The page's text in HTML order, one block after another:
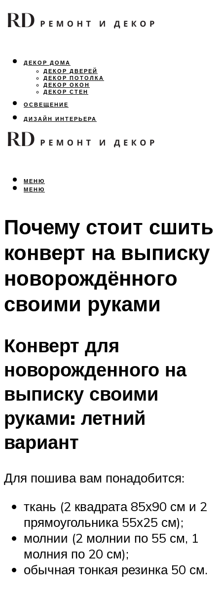
ДЕКОР ДОМА
ДЕКОР ДВЕРЕЙ
ДЕКОР ПОТОЛКА
ДЕКОР ОКОН
ДЕКОР СТЕН
ОСВЕЩЕНИЕ
ДИЗАЙН ИНТЕРЬЕРА
ЛАНДШАФТНЫЙ ДИЗАЙН
ВСЕ ПРО РЕМОНТ
МЕНЮ
МЕНЮ
Почему стоит сшить
конверт на выписку
новорождённого
своими руками
Конверт для
новорожденного на
выписку своими
руками: летний
вариант
Для пошива вам понадобится:
ткань (2 квадрата 85х90 см и 2
прямоугольника 55х25 см);
молнии (2 молнии по 55 см, 1
молния по 20 см);
обычная тонкая резинка 50 см.